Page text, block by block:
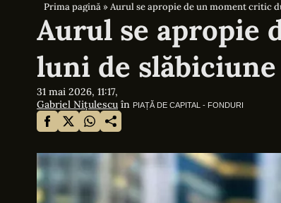
Prima pagină»Aurul se apropie de un moment critic
Aurul se apropie
luni de slăbiciune
31 mai 2026, 11:17,
Gabriel Nițulescu în PIAȚĂ DE CAPITAL - FONDURI